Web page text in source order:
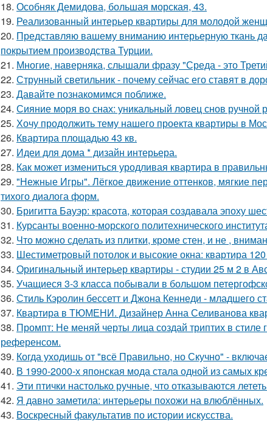
18. Особняк Демидова, большая морская, 43.
19. Реализованный интерьер квартиры для молодой
20. Представляю вашему вниманию интерьерную ткань
покрытием производства Турции.
21. Многие, наверняка, слышали фразу "Среда - это
22. Струнный светильник - почему сейчас его ставят в
23. Давайте познакомимся поближе.
24. Сияние моря во снах: уникальный ловец снов ручной
25. Хочу продолжить тему нашего проекта квартиры в
26. Квартира площадью 43 кв.
27. Идеи для дома * дизайн интерьера.
28. Как может измениться уродливая квартира в
29. "Нежные Игры". Лёгкое движение оттенков, мягкие
тихого диалога форм.
30. Бригитта Бауэр: красота, которая создавала эпоху
31. Курсанты военно-морского политехнического
32. Что можно сделать из плитки, кроме стен, и не ,
33. Шестиметровый потолок и высокие окна: квартира
34. Оригинальный интерьер квартиры - студии 25 м 2 в
35. Учащиеся 3-3 класса побывали в большом
36. Стиль Кэролин бессетт и Джона Кеннеди - младшего
37. Квартира в ТЮМЕНИ. Дизайнер Анна Селиванова
38. Промпт: Не меняй черты лица создай триптих в
референсом.
39. Когда уходишь от "всё Правильно, но Скучно" -
40. В 1990-2000-х японская мода стала одной из самых
41. Эти птички настолько ручные, что отказываются
42. Я давно заметила: интерьеры похожи на влюблённых.
43. Воскресный факультатив по истории искусства.